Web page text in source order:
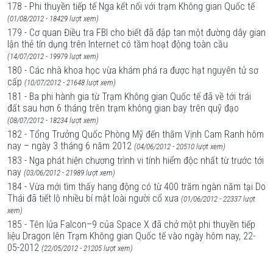
178 - Phi thuyền tiếp tế Nga kết nối với trạm Không gian Quốc tế
(01/08/2012 - 18429 lượt xem)
179 - Cơ quan Điều tra FBI cho biết đã đập tan một đường dây gian
lận thẻ tín dụng trên Internet có tầm hoạt động toàn cầu
(14/07/2012 - 19979 lượt xem)
180 - Các nhà khoa học vừa khám phá ra được hạt nguyên tử sơ
cấp (10/07/2012 - 21648 lượt xem)
181 - Ba phi hành gia từ Trạm Không gian Quốc tế đã về tới trái
đất sau hơn 6 tháng trên trạm không gian bay trên quỹ đạo
(08/07/2012 - 18234 lượt xem)
182 - Tổng Trưởng Quốc Phòng Mỹ đến thăm Vịnh Cam Ranh hôm
nay – ngày 3 tháng 6 năm 2012 (04/06/2012 - 20510 lượt xem)
183 - Nga phát hiện chương trình vi tính hiểm độc nhất từ trước tới
nay (03/06/2012 - 21989 lượt xem)
184 - Vừa mới tìm thấy hang động có từ 400 trăm ngàn năm tại Do
Thái đã tiết lộ nhiều bí mật loài người cổ xưa (01/06/2012 - 22337 lượt
xem)
185 - Tên lửa Falcon–9 của Space X đã chở một phi thuyền tiếp
liệu Dragon lên Trạm Không gian Quốc tế vào ngày hôm nay, 22-
05-2012 (22/05/2012 - 21205 lượt xem)